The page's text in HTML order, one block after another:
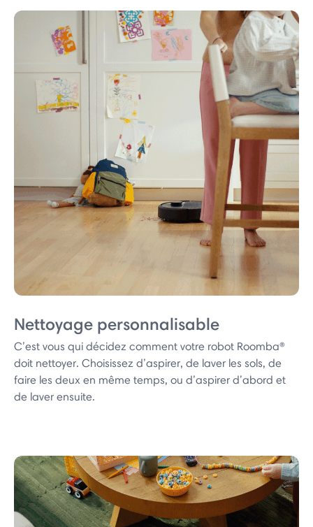
Nettoyage personnalisable
C’est vous qui décidez comment votre robot Roomba®
doit nettoyer. Choisissez d’aspirer, de laver les sols, de
faire les deux en même temps, ou d’aspirer d’abord et
de laver ensuite.